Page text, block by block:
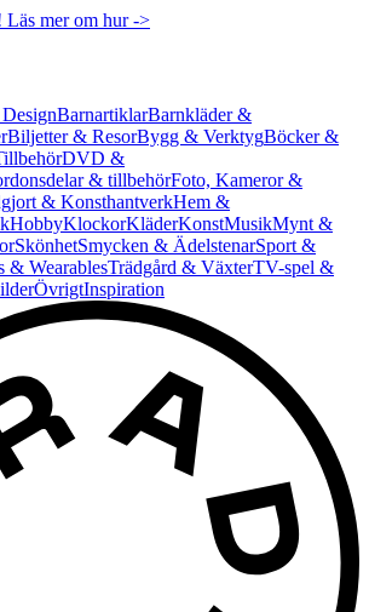
Läs mer om hur ->
BarnartiklarBarnkläder &
Biljetter & ResorBygg & VerktygBöcker &
DVD &
& tillbehörFoto, Kameror &
& KonsthantverkHem &
HobbyKlockorKläderKonstMusikMynt &
SkönhetSmycken & ÄdelstenarSport &
& WearablesTrädgård & VäxterTV-spel &
ÖvrigtInspiration